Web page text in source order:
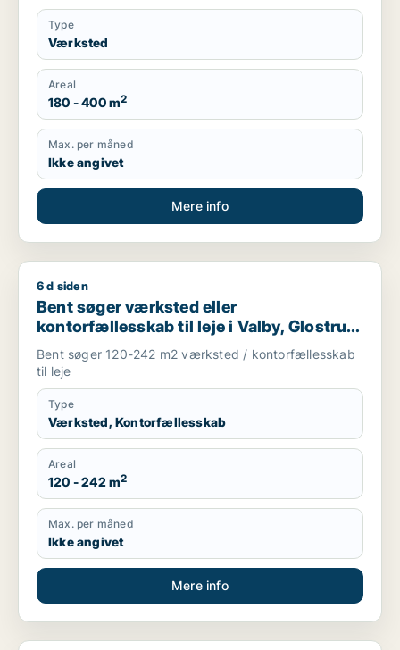
Type
Værksted
Areal
180 - 400 m2
Max. per måned
Ikke angivet
Mere info
Bent søger værksted eller kontorfællesskab til leje i Valby,
6 d siden
Bent søger værksted eller
kontorfællesskab til leje i Valby, Glostrup
eller Brøndby m.fl.
Bent søger 120-242 m2 værksted / kontorfællesskab
til leje
Type
Værksted, Kontorfællesskab
Areal
120 - 242 m2
Max. per måned
Ikke angivet
Mere info